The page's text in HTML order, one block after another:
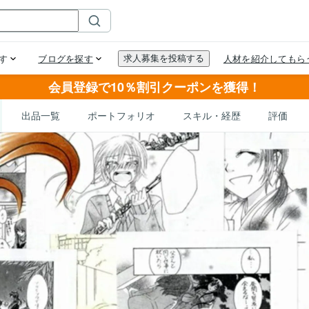
会員登録で10％割引クーポンを獲得！
出品一覧 ポートフォリオ スキル・経歴 評価